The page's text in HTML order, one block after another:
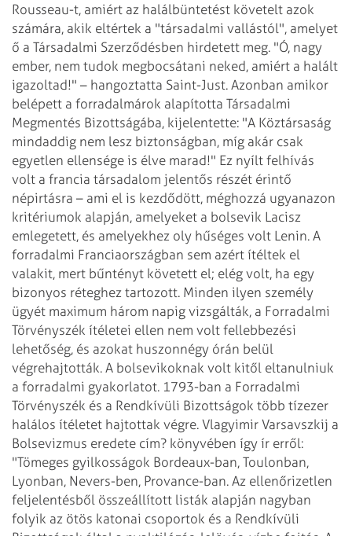
Rousseau-t, amiért az halálbüntetést követelt azok
számára, akik eltértek a "társadalmi vallástól", amelyet
ő a Társadalmi Szerződésben hirdetett meg. "Ó, nagy
ember, nem tudok megbocsátani neked, amiért a halált
igazoltad!" – hangoztatta Saint-Just. Azonban amikor
belépett a forradalmárok alapította Társadalmi
Megmentés Bizottságába, kijelentette: "A Köztársaság
mindaddig nem lesz biztonságban, míg akár csak
egyetlen ellensége is élve marad!" Ez nyílt felhívás
volt a francia társadalom jelentős részét érintő
népirtásra – ami el is kezdődött, méghozzá ugyanazon
kritériumok alapján, amelyeket a bolsevik Lacisz
emlegetett, és amelyekhez oly hűséges volt Lenin. A
forradalmi Franciaországban sem azért ítéltek el
valakit, mert bűntényt követett el; elég volt, ha egy
bizonyos réteghez tartozott. Minden ilyen személy
ügyét maximum három napig vizsgálták, a Forradalmi
Törvényszék ítéletei ellen nem volt fellebbezési
lehetőség, és azokat huszonnégy órán belül
végrehajtották. A bolsevikoknak volt kitől eltanulniuk
a forradalmi gyakorlatot. 1793-ban a Forradalmi
Törvényszék és a Rendkívüli Bizottságok több tízezer
halálos ítéletet hajtottak végre. Vlagyimir Varsavszkij a
Bolsevizmus eredete cím? könyvében így ír erről:
"Tömeges gyilkosságok Bordeaux-ban, Toulonban,
Lyonban, Nevers-ben, Provance-ban. Az ellenőrizetlen
feljelentésből összeállított listák alapján nagyban
folyik az ötös katonai csoportok és a Rendkívüli